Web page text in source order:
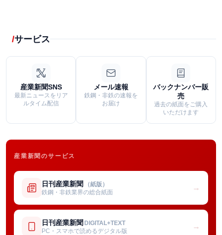
サービス
産業新聞SNS
最新ニュースをリア
ルタイム配信
メール速報
鉄鋼・非鉄の速報を
お届け
バックナンバー販
売
過去の紙面をご購入
いただけます
産業新聞のサービス
日刊産業新聞 （紙版）
鉄鋼・非鉄業界の総合紙面
→
日刊産業新聞 DIGITAL+TEXT
PC・スマホで読めるデジタル版
→